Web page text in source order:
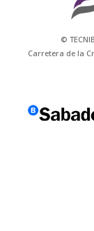
©
Carretera de la